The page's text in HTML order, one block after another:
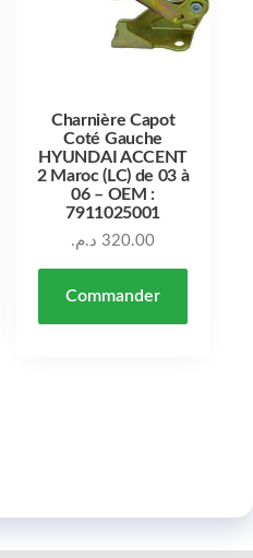
Charnière Capot
Coté Gauche
HYUNDAI ACCENT
2 Maroc (LC) de 03 à
06 – OEM :
7911025001
320.00 د.م.
Commander